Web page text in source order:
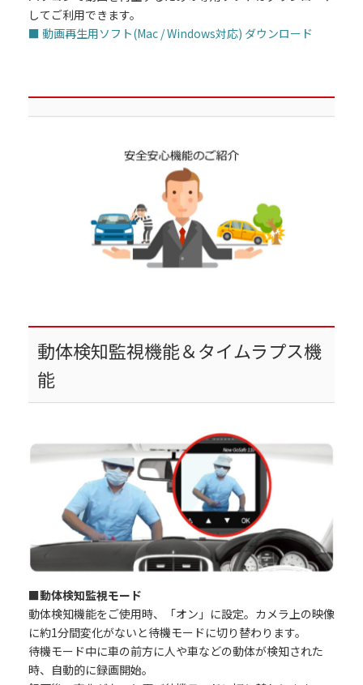
してご利用できます。
■ 動画再生用ソフト(Mac / Windows対応) ダウンロード
動体検知監視機能＆タイムラプス機
能
■動体検知監視モード
動体検知機能をご使用時、「オン」に設定。カメラ上の映像
に約1分間変化がないと待機モードに切り替わります。
待機モード中に車の前方に人や車などの動体が検知された
時、自動的に録画開始。